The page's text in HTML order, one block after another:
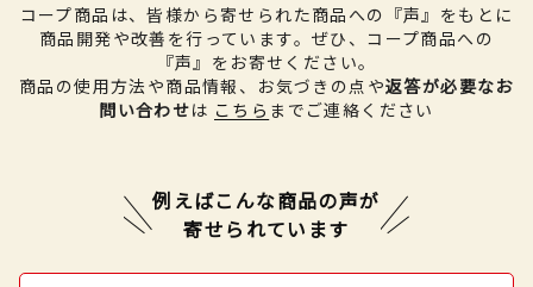
コープ商品は、皆様から寄せられた商品への『声』をもとに
商品開発や改善を行っています。 ぜひ、コープ商品への
『声』をお寄せください。
商品の使用方法や商品情報、お気づきの点や返答が必要なお
問い合わせは こちら までご連絡ください
例えばこんな商品の声が
寄せられています